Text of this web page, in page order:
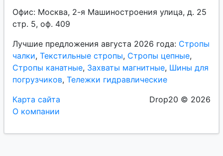
Офис: Москва, 2-я Машиностроения улица, д. 25
стр. 5, оф. 409
Лучшие предложения августа 2026 года: Стропы
чалки, Текстильные стропы, Стропы цепные,
Стропы канатные, Захваты магнитные, Шины для
погрузчиков, Тележки гидравлические
Карта сайта
О компании
Drop20 © 2026